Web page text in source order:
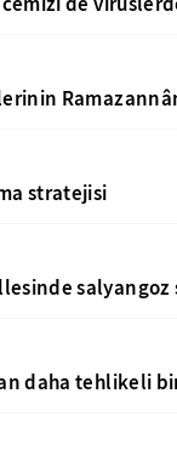
stratejisi
daha tehlikeli